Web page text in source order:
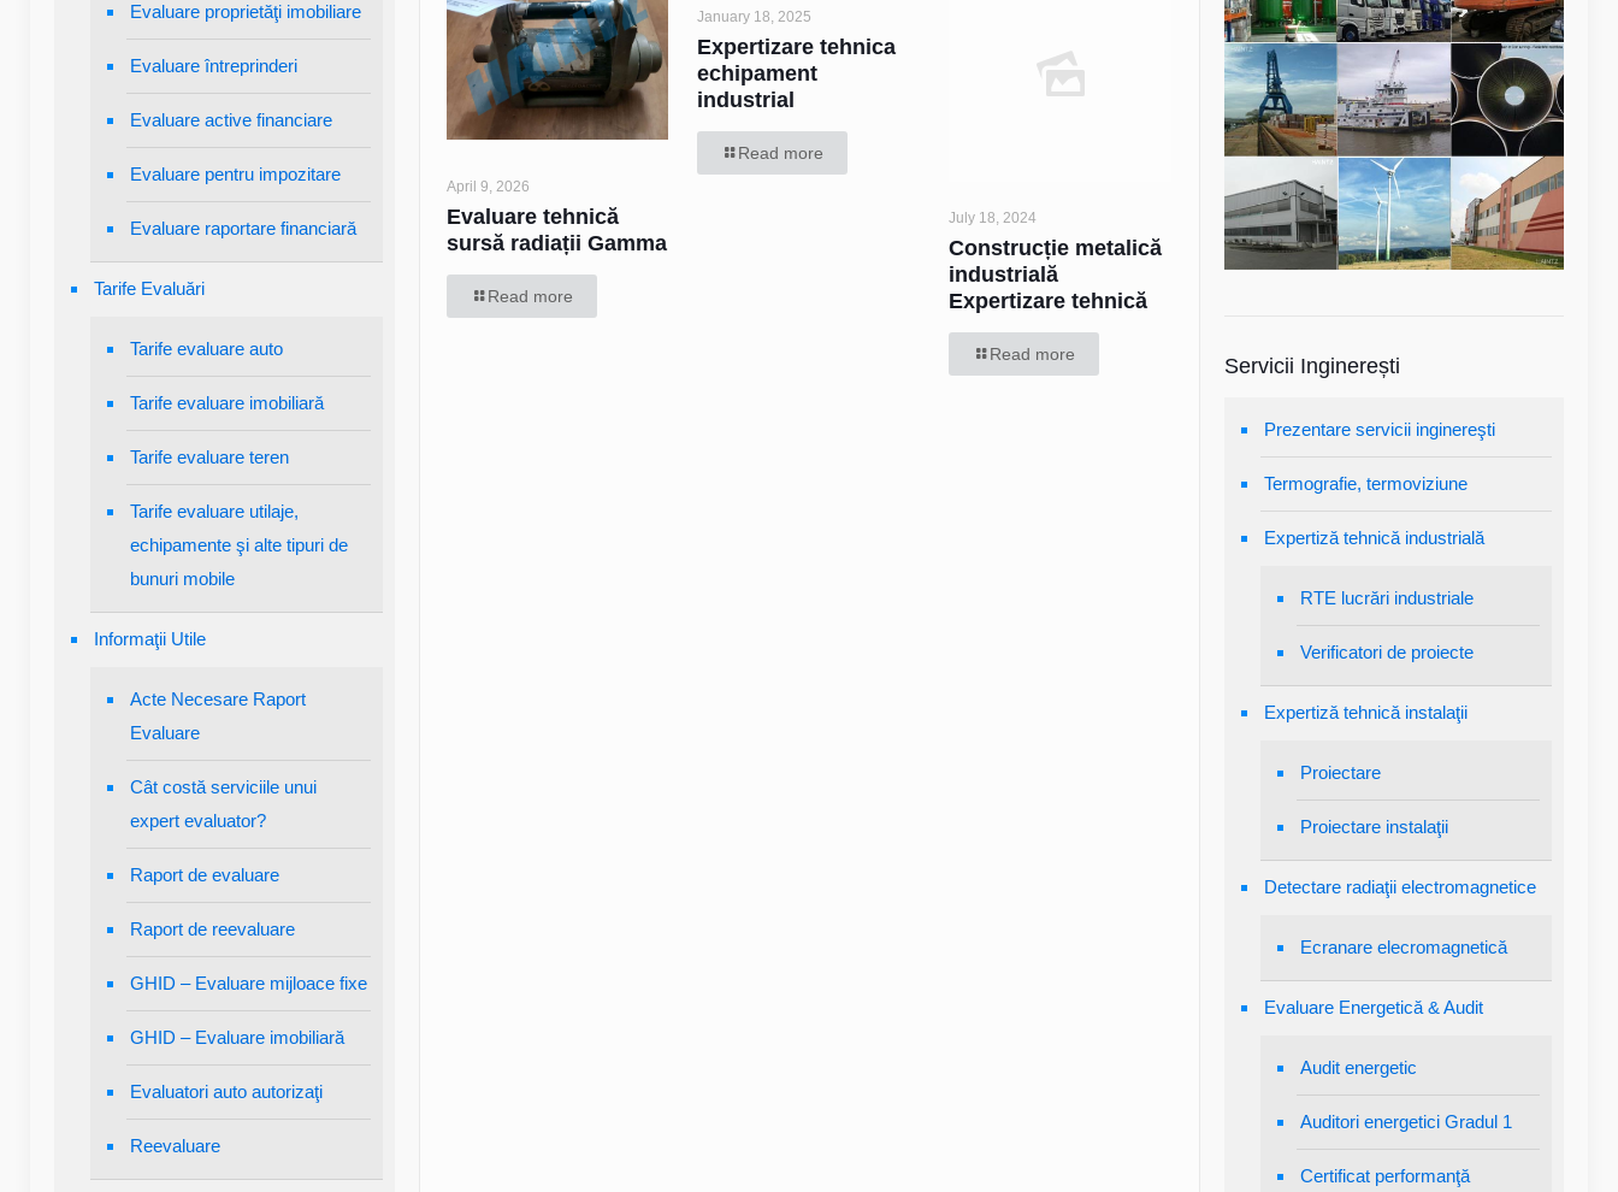
April 9, 2026
Evaluare tehnică
sursă radiații Gamma
Read more
January 18, 2025
Expertizare tehnica
echipament
industrial
Read more
July 18, 2024
Construcție metalică
industrială
Expertizare tehnică
Read more
Evaluare proprietăţi imobiliare
Evaluare întreprinderi
Evaluare active financiare
Evaluare pentru impozitare
Evaluare raportare financiară
Tarife Evaluări
Tarife evaluare auto
Tarife evaluare imobiliară
Tarife evaluare teren
Tarife evaluare utilaje,
echipamente şi alte tipuri de
bunuri mobile
Informaţii Utile
Acte Necesare Raport
Evaluare
Cât costă serviciile unui
expert evaluator?
Raport de evaluare
Raport de reevaluare
GHID – Evaluare mijloace fixe
GHID – Evaluare imobiliară
Evaluatori auto autorizaţi
Reevaluare
Servicii Inginerești
Prezentare servicii inginereşti
Termografie, termoviziune
Expertiză tehnică industrială
RTE lucrări industriale
Verificatori de proiecte
Expertiză tehnică instalaţii
Proiectare
Proiectare instalaţii
Detectare radiaţii electromagnetice
Ecranare elecromagnetică
Evaluare Energetică & Audit
Audit energetic
Auditori energetici Gradul 1
Certificat performanţă